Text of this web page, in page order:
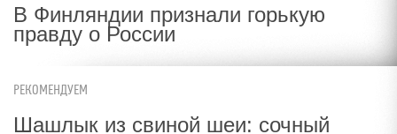
В Финляндии признали горькую
правду о России
РЕКОМЕНДУЕМ
Шашлык из свиной шеи: сочный